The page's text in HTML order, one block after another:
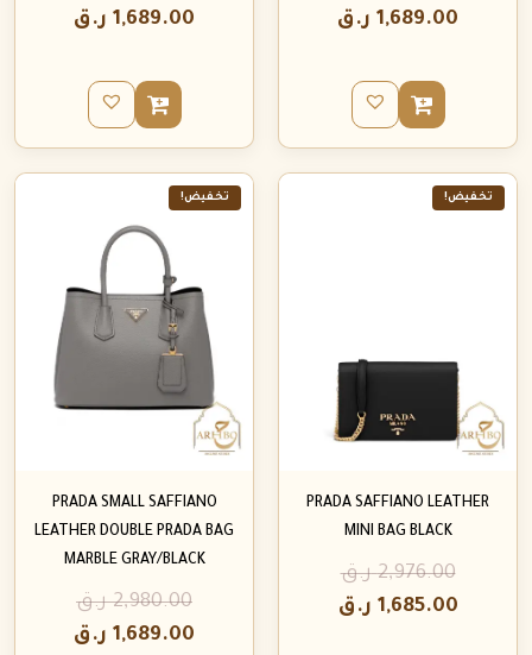
1,689.00 ر.ق
1,689.00 ر.ق
تخفيض!
PRADA SAFFIANO LEATHER
MINI BAG BLACK
2,976.00 ر.ق
1,685.00 ر.ق
تخفيض!
PRADA SMALL SAFFIANO
LEATHER DOUBLE PRADA BAG
MARBLE GRAY/BLACK
2,980.00 ر.ق
1,689.00 ر.ق